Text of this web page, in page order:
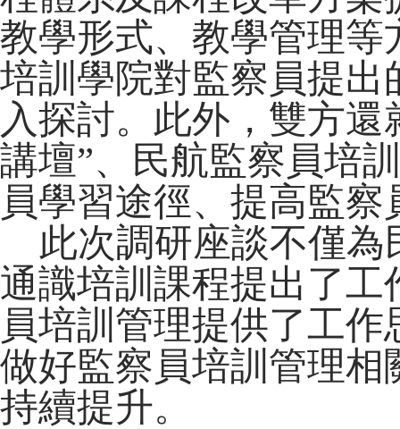
教學形式、教學管理
培訓學院對監察員提
入探討。此外，雙方還
講壇”、民航監察員培
員學習途徑、提高監
此次調研座談不僅為
通識培訓課程提出了
員培訓管理提供了工
做好監察員培訓管理
持續提升。